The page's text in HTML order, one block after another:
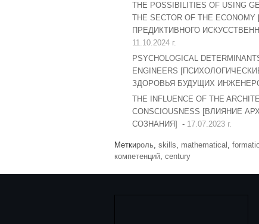
THE POSSIBILITIES OF USING
THE SECTOR OF THE
ПРЕДИКТИВНОГО
11.10.2024 г.
PSYCHOLOGICAL
ENGINEERS
ЗДОРОВЬЯ БУДУЩИХ
THE INFLUENCE OF THE
CONSCIOUSNESS [ВЛИЯНИЕ
СОЗНАНИЯ] - 17.07.2023 г.
Меткироль, skills, mathematical ,
компетенций, century